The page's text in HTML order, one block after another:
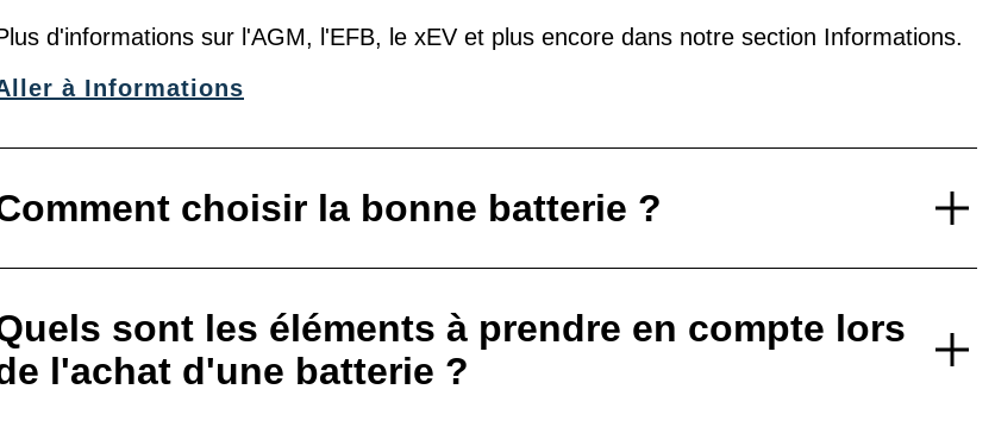
d'informations sur l'AGM, l'EFB, le xEV et plus encore dans notre section Informations.
à Informations
choisir la bonne batterie ?
sont les éléments à prendre en compte lors
l'achat d'une batterie ?